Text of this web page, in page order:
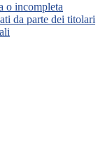
o incompleta
da parte dei titolari